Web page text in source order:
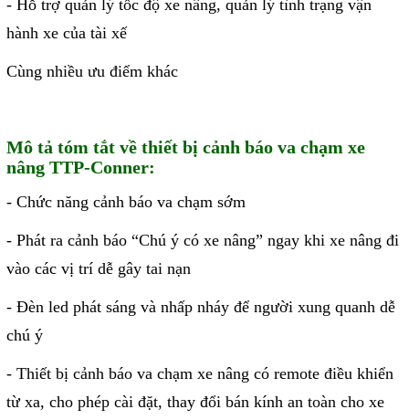
- Hỗ trợ quản lý tốc độ xe nâng, quản lý tình trạng vận
hành xe của tài xế
Cùng nhiều ưu điểm khác
Mô tả tóm tắt về thiết bị cảnh báo va chạm xe
nâng TTP-Conner:
- Chức năng cảnh báo va chạm sớm
- Phát ra cảnh báo “Chú ý có xe nâng” ngay khi xe nâng đi
vào các vị trí dễ gây tai nạn
- Đèn led phát sáng và nhấp nháy để người xung quanh dễ
chú ý
- Thiết bị cảnh báo va chạm xe nâng có remote điều khiển
từ xa, cho phép cài đặt, thay đổi bán kính an toàn cho xe
truyền và lưu trữ dữ liệu
sát
Thiết bị đo lường - Cảm biến
Bộ điều khiển nhiệt độ
Bộ đếm - Bộ hẹn giờ
Đồng hồ đo đa năng
Phụ kiện lắp tủ điện
Dịch vụ
Thiết kế phần mềm giám sát